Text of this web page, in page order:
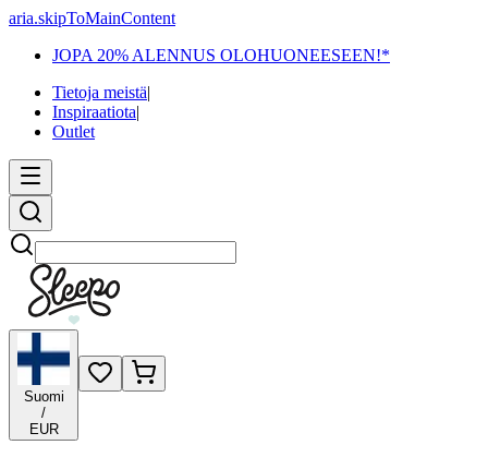
aria.skipToMainContent
JOPA 20% ALENNUS OLOHUONEESEEN!*
Tietoja meistä|
Inspiraatiota|
Outlet
Etsi
Suomi
/
EUR